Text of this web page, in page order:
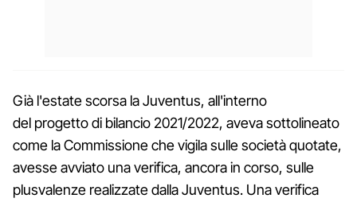
Già l'estate scorsa la Juventus, all'interno
del progetto di bilancio 2021/2022, aveva sottolineato
come la Commissione che vigila sulle società quotate,
avesse avviato una verifica, ancora in corso, sulle
plusvalenze realizzate dalla Juventus. Una verifica